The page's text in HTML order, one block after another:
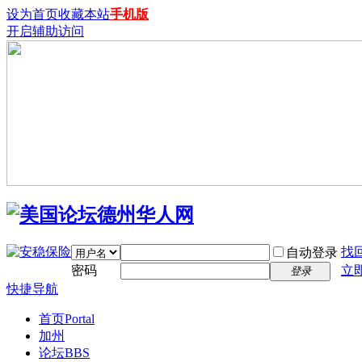
设为首页收藏本站手机版
开启辅助访问
自动登录 找
密码
登录
立
快捷导航
首页Portal
加州
论坛BBS